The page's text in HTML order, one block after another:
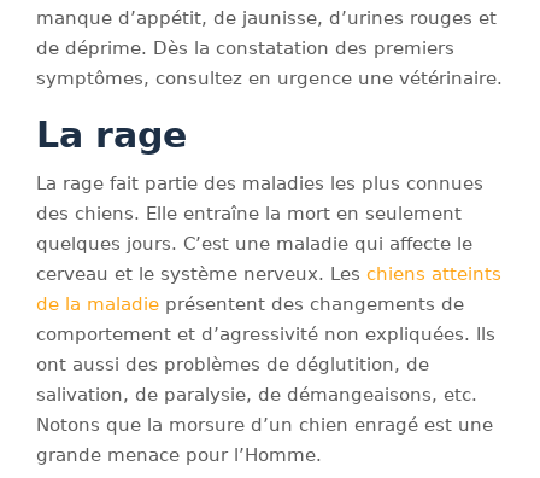
manque d’appétit, de jaunisse, d’urines rouges et
de déprime. Dès la constatation des premiers
symptômes, consultez en urgence une vétérinaire.
La rage
La rage fait partie des maladies les plus connues
des chiens. Elle entraîne la mort en seulement
quelques jours. C’est une maladie qui affecte le
cerveau et le système nerveux. Les chiens atteints
de la maladie présentent des changements de
comportement et d’agressivité non expliquées. Ils
ont aussi des problèmes de déglutition, de
salivation, de paralysie, de démangeaisons, etc.
Notons que la morsure d’un chien enragé est une
grande menace pour l’Homme.